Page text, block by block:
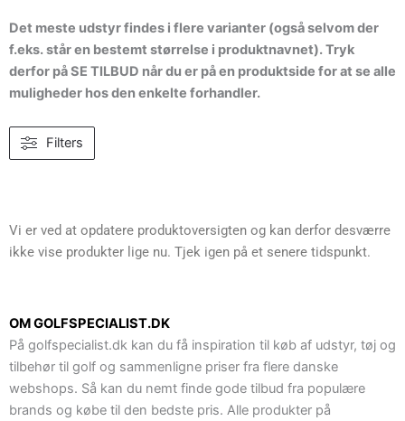
Det meste udstyr findes i flere varianter (også selvom der
f.eks. står en bestemt størrelse i produktnavnet). Tryk
derfor på SE TILBUD når du er på en produktside for at se alle
muligheder hos den enkelte forhandler.
Filters
Vi er ved at opdatere produktoversigten og kan derfor desværre
ikke vise produkter lige nu. Tjek igen på et senere tidspunkt.
OM GOLFSPECIALIST.DK
På golfspecialist.dk kan du få inspiration til køb af udstyr, tøj og
tilbehør til golf og sammenligne priser fra flere danske
webshops. Så kan du nemt finde gode tilbud fra populære
brands og købe til den bedste pris. Alle produkter på